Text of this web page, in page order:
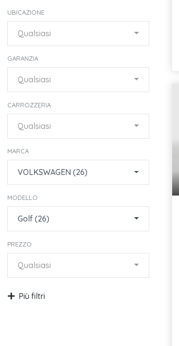
UBICAZIONE
Qualsiasi
GARANZIA
Qualsiasi
CARROZZERIA
Qualsiasi
MARCA
VOLKSWAGEN (26)
MODELLO
Golf (26)
PREZZO
Qualsiasi
Più filtri